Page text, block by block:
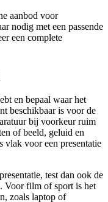
aanbod voor
nodig met een passende
een complete
en bepaal waar het
beschikbaar is voor de
bij voorkeur ruim
of beeld, geluid en
vlak voor een presentatie
test dan ook de
Voor film of sport is het
zoals laptop of